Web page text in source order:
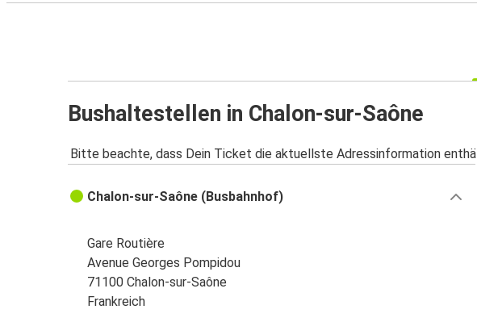
Bushaltestellen in Chalon-sur-Saône
Bitte beachte, dass Dein Ticket die aktuellste Adressinformation
Chalon-sur-Saône (Busbahnhof)
Gare Routière
Avenue Georges Pompidou
71100 Chalon-sur-Saône
Frankreich